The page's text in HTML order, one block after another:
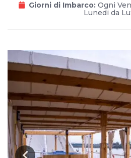
Giorni di Imbarco: Ogni
Lunedi da